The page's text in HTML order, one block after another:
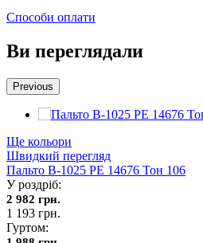
Способи оплати
Ви переглядали
Previous
Ще кольори
Швидкий перегляд
Пальто В-1025 PE 14676 Тон 106
У роздріб:
2 982 грн.
1 193 грн.
Гуртом: